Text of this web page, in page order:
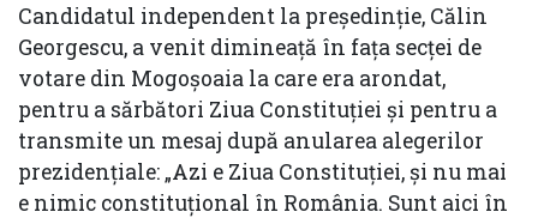
Candidatul independent la președinție, Călin
Georgescu, a venit dimineață în fața secței de
votare din Mogoșoaia la care era arondat,
pentru a sărbători Ziua Constituției și pentru a
transmite un mesaj după anularea alegerilor
prezidențiale: „Azi e Ziua Constituției, și nu mai
e nimic constituțional în România. Sunt aici în